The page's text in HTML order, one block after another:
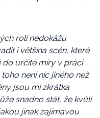
rolí nedokážu
i většina scén, které
do určité míry v práci
není nic jiného než
jsou mi zkrátka
snadno stát, že kvůli
jinak zajímavou